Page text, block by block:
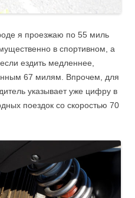
я проезжаю по 55 миль
в спортивном, а
ездить медленнее,
67 милям. Впрочем, для
указывает уже цифру в
поездок со скоростью 70